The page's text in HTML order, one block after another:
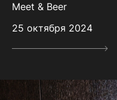
Meet & Beer
25 октября 2024